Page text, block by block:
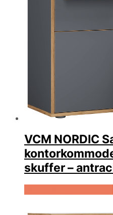
VCM NORDIC
skuffer –